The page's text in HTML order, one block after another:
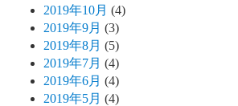
2019年10月 (4)
2019年9月 (3)
2019年8月 (5)
2019年7月 (4)
2019年6月 (4)
2019年5月 (4)